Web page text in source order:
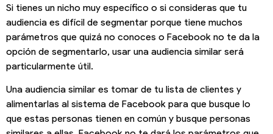
Si tienes un nicho muy específico o si consideras que tu
audiencia es difícil de segmentar porque tiene muchos
parámetros que quizá no conoces o Facebook no te da la
opción de segmentarlo, usar una audiencia similar será
particularmente útil.
Una audiencia similar es tomar de tu lista de clientes y
alimentarlas al sistema de Facebook para que busque lo
que estas personas tienen en común y busque personas